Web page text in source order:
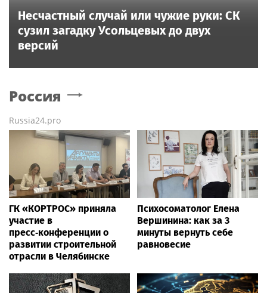
Несчастный случай или чужие руки: СК
сузил загадку Усольцевых до двух
версий
Россия
Russia24.pro
ГК «КОРТРОС» приняла
участие в
пресс‑конференции о
развитии строительной
отрасли в Челябинске
Психосоматолог Елена
Вершинина: как за 3
минуты вернуть себе
равновесие